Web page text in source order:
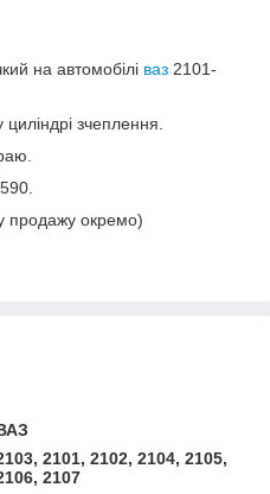
на автомобілі ваз 2101-
зчеплення.
продажу окремо)
2101, 2102, 2104, 2105,
2107